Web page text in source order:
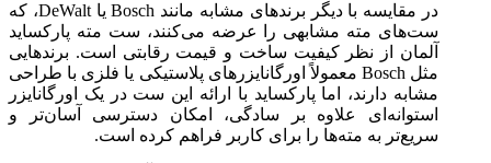
در مقایسه با دیگر برندهای مشابه مانند Bosch یا DeWalt، که
ست‌های مته مشابهی را عرضه می‌کنند، ست مته پارکساید
آلمان از نظر کیفیت ساخت و قیمت رقابتی است. برندهایی
مثل Bosch معمولاً اورگانایزرهای پلاستیکی یا فلزی با طراحی
مشابه دارند، اما پارکساید با ارائه این ست در یک اورگانایزر
استوانه‌ای علاوه بر سادگی، امکان دسترسی آسان‌تر و
سریع‌تر به مته‌ها را برای کاربر فراهم کرده است.